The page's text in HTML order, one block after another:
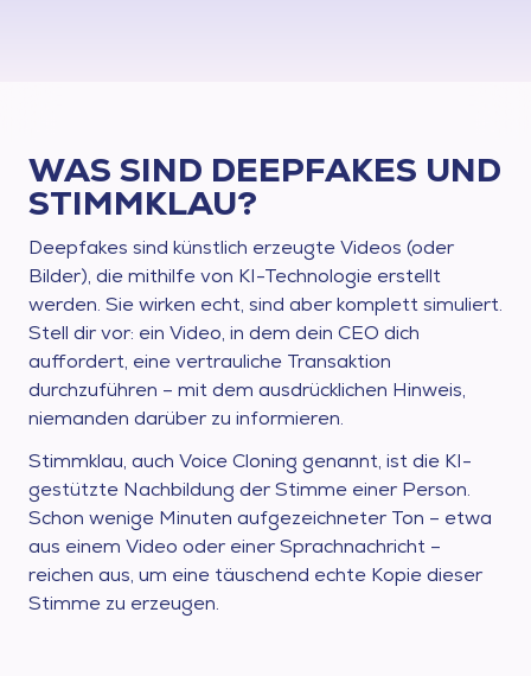
WAS SIND DEEPFAKES UND
STIMMKLAU?
Deepfakes sind künstlich erzeugte Videos (oder
Bilder), die mithilfe von KI-Technologie erstellt
werden. Sie wirken echt, sind aber komplett simuliert.
Stell dir vor: ein Video, in dem dein CEO dich
auffordert, eine vertrauliche Transaktion
durchzuführen – mit dem ausdrücklichen Hinweis,
niemanden darüber zu informieren.
Stimmklau, auch Voice Cloning genannt, ist die KI-
gestützte Nachbildung der Stimme einer Person.
Schon wenige Minuten aufgezeichneter Ton – etwa
aus einem Video oder einer Sprachnachricht –
reichen aus, um eine täuschend echte Kopie dieser
Stimme zu erzeugen.